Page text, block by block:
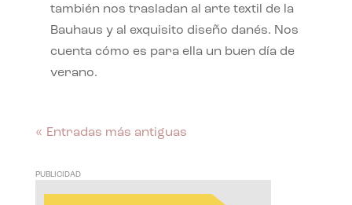
también nos trasladan al arte textil de la
Bauhaus y al exquisito diseño danés. Nos
cuenta cómo es para ella un buen día de
verano.
« Entradas más antiguas
PUBLICIDAD